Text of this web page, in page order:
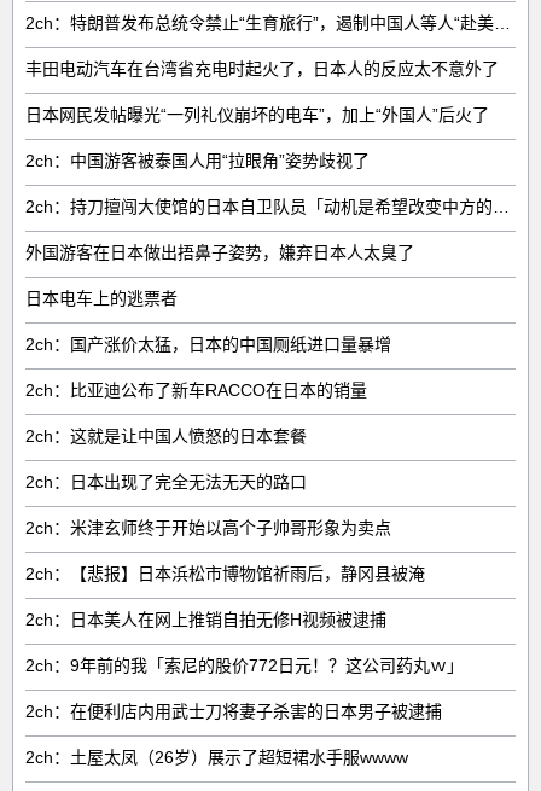
丰田电动汽车在台湾省充电时起火了，日本人的反应太不意外了
日本网民发帖曝光“一列礼仪崩坏的电车”，加上“外国人”后火了
2ch：中国游客被泰国人用“拉眼角”姿势歧视了
外国游客在日本做出捂鼻子姿势，嫌弃日本人太臭了
日本电车上的逃票者
2ch：国产涨价太猛，日本的中国厕纸进口量暴增
2ch：比亚迪公布了新车RACCO在日本的销量
2ch：这就是让中国人愤怒的日本套餐
2ch：日本出现了完全无法无天的路口
2ch：米津玄师终于开始以高个子帅哥形象为卖点
2ch：【悲报】日本浜松市博物馆祈雨后，静冈县被淹
2ch：日本美人在网上推销自拍无修H视频被逮捕
2ch：9年前的我「索尼的股价772日元！？这公司药丸ｗ」
2ch：在便利店内用武士刀将妻子杀害的日本男子被逮捕
2ch：土屋太凤（26岁）展示了超短裙水手服wwww